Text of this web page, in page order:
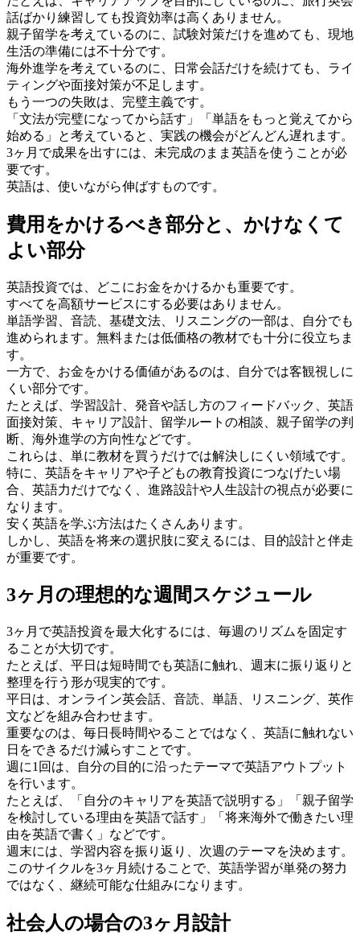
話ばかり練習しても投資効率は高くありません。
親子留学を考えているのに、試験対策だけを進めても、現地
生活の準備には不十分です。
海外進学を考えているのに、日常会話だけを続けても、ライ
ティングや面接対策が不足します。
もう一つの失敗は、完璧主義です。
「文法が完璧になってから話す」「単語をもっと覚えてから
始める」と考えていると、実践の機会がどんどん遅れます。
3ヶ月で成果を出すには、未完成のまま英語を使うことが必
要です。
英語は、使いながら伸ばすものです。
費用をかけるべき部分と、かけなくて
よい部分
英語投資では、どこにお金をかけるかも重要です。
すべてを高額サービスにする必要はありません。
単語学習、音読、基礎文法、リスニングの一部は、自分でも
進められます。無料または低価格の教材でも十分に役立ちま
す。
一方で、お金をかける価値があるのは、自分では客観視しに
くい部分です。
たとえば、学習設計、発音や話し方のフィードバック、英語
面接対策、キャリア設計、留学ルートの相談、親子留学の判
断、海外進学の方向性などです。
これらは、単に教材を買うだけでは解決しにくい領域です。
特に、英語をキャリアや子どもの教育投資につなげたい場
合、英語力だけでなく、進路設計や人生設計の視点が必要に
なります。
安く英語を学ぶ方法はたくさんあります。
しかし、英語を将来の選択肢に変えるには、目的設計と伴走
が重要です。
3ヶ月の理想的な週間スケジュール
3ヶ月で英語投資を最大化するには、毎週のリズムを固定す
ることが大切です。
たとえば、平日は短時間でも英語に触れ、週末に振り返りと
整理を行う形が現実的です。
平日は、オンライン英会話、音読、単語、リスニング、英作
文などを組み合わせます。
重要なのは、毎日長時間やることではなく、英語に触れない
日をできるだけ減らすことです。
週に1回は、自分の目的に沿ったテーマで英語アウトプット
を行います。
たとえば、「自分のキャリアを英語で説明する」「親子留学
を検討している理由を英語で話す」「将来海外で働きたい理
由を英語で書く」などです。
週末には、学習内容を振り返り、次週のテーマを決めます。
このサイクルを3ヶ月続けることで、英語学習が単発の努力
ではなく、継続可能な仕組みになります。
社会人の場合の3ヶ月設計